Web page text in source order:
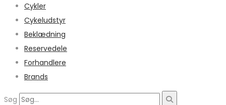
Cykler
Cykeludstyr
Beklædning
Reservedele
Forhandlere
Brands
Søg